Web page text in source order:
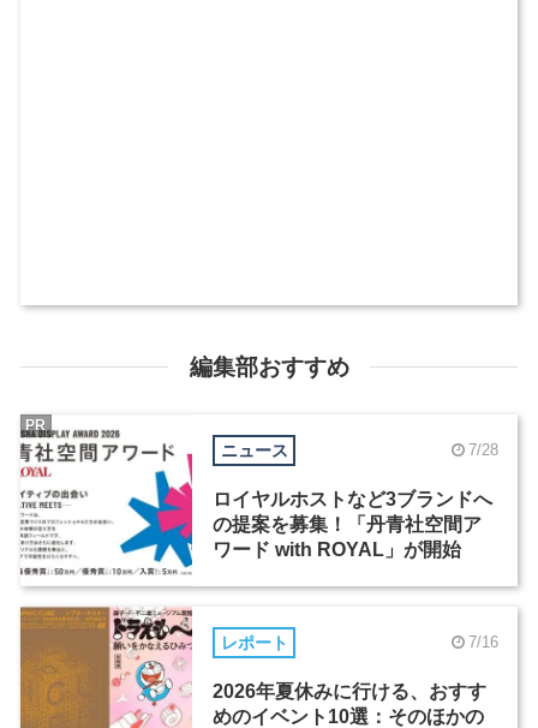
編集部おすすめ
ニュース 7/28
ロイヤルホストなど3ブランドへ
の提案を募集！「丹青社空間ア
ワード with ROYAL」が開始
PR
レポート 7/16
2026年夏休みに行ける、おすす
めのイベント10選：そのほかの